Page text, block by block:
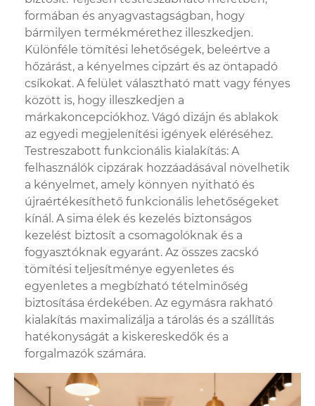
formában és anyagvastagságban, hogy
bármilyen termékmérethez illeszkedjen.
Különféle tömítési lehetőségek, beleértve a
hőzárást, a kényelmes cipzárt és az öntapadó
csíkokat. A felület választható matt vagy fényes
között is, hogy illeszkedjen a
márkakoncepciókhoz. Vágó dizájn és ablakok
az egyedi megjelenítési igények eléréséhez.
Testreszabott funkcionális kialakítás: A
felhasználók cipzárak hozzáadásával növelhetik
a kényelmet, amely könnyen nyitható és
újraértékesíthető funkcionális lehetőségeket
kínál. A sima élek és kezelés biztonságos
kezelést biztosít a csomagolóknak és a
fogyasztóknak egyaránt. Az összes zacskó
tömítési teljesítménye egyenletes és
egyenletes a megbízható tételminőség
biztosítása érdekében. Az egymásra rakható
kialakítás maximalizálja a tárolás és a szállítás
hatékonyságát a kiskereskedők és a
forgalmazók számára.